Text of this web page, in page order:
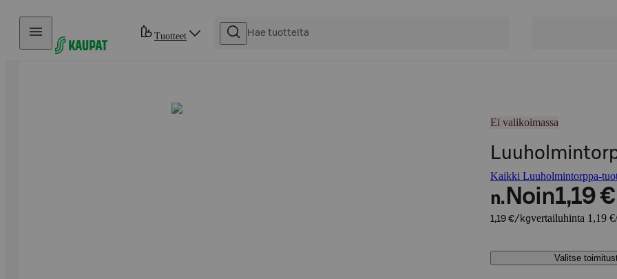
Hyppää sisältöön
Tuotteet
Ei valikoimassa
Kaikki Luuholmintorppa-
n. Noin1,19 €
1,19 €/kgvertailuhinta 1,19
Valitse